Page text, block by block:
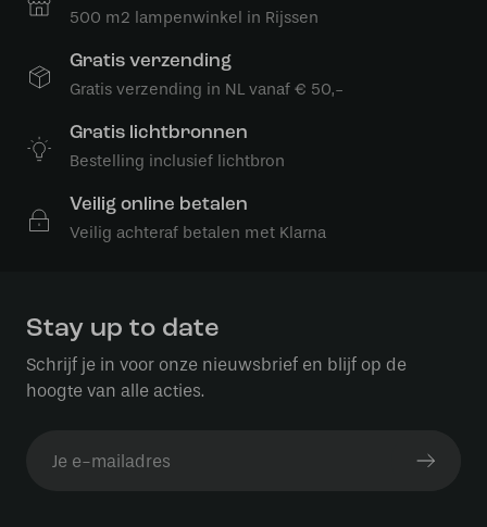
500 m2 lampenwinkel in Rijssen
Gratis verzending
Gratis verzending in NL vanaf € 50,-
Gratis lichtbronnen
Bestelling inclusief lichtbron
Veilig online betalen
Veilig achteraf betalen met Klarna
Stay up to date
Schrijf je in voor onze nieuwsbrief en blijf op de
hoogte van alle acties.